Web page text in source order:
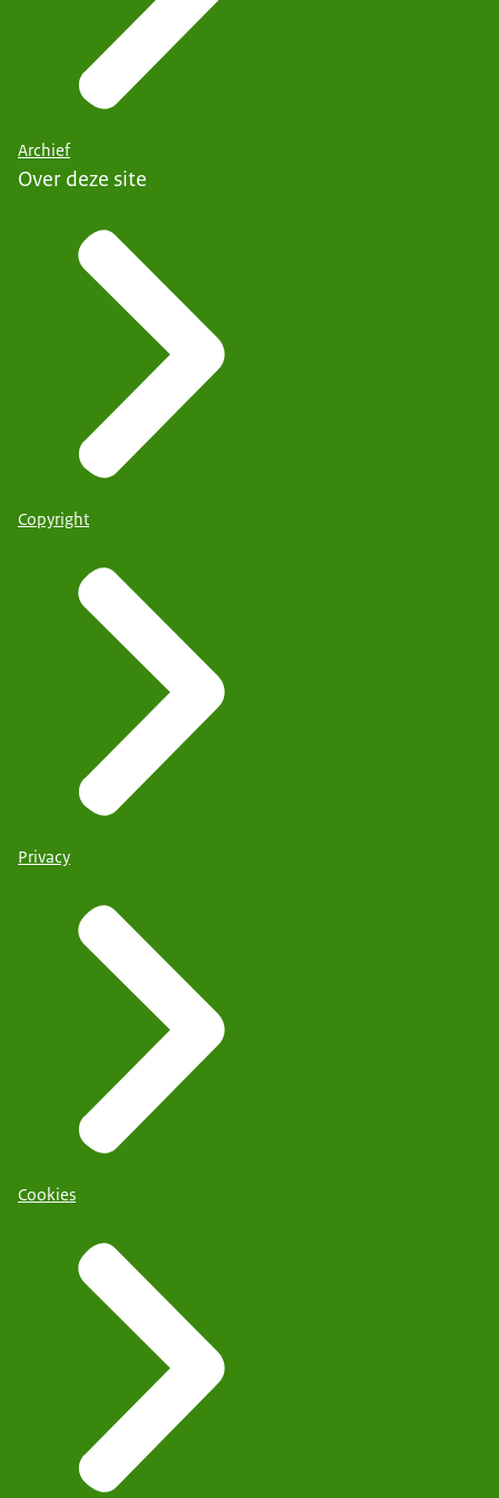
Archief
Over deze site
Copyright
Privacy
Cookies